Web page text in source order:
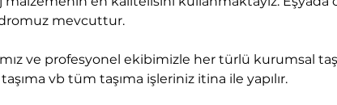
mevcuttur.
vb tüm taşıma işleriniz itina ile yapılır.